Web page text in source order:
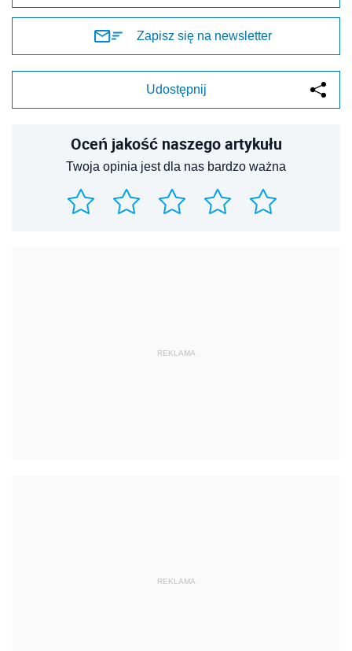
Zapisz się na newsletter
Udostępnij
Oceń jakość naszego artykułu
Twoja opinia jest dla nas bardzo ważna
REKLAMA
REKLAMA